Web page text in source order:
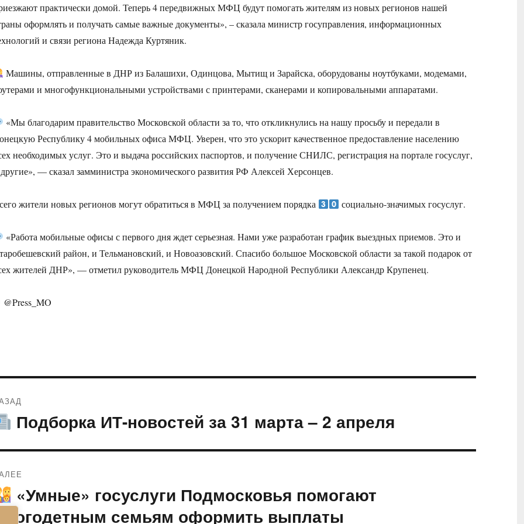
практически домой. Теперь 4 передвижных МФЦ будут помогать жителям из новых регионов нашей
оформлять и получать самые важные документы», – сказала министр госуправления, информационных
и связи региона Надежда Куртяник.
Машины, отправленные в ДНР из Балашихи, Одинцова, Мытищ и Зарайска, оборудованы ноутбуками, модемами,
и многофункциональными устройствами с принтерами, сканерами и копировальными аппаратами.
«Мы благодарим правительство Московской области за то, что откликнулись на нашу просьбу и передали в
Республику 4 мобильных офиса МФЦ. Уверен, что это ускорит качественное предоставление населению
необходимых услуг. Это и выдача российских паспортов, и получение СНИЛС, регистрация на портале госуслуг,
— сказал замминистра экономического развития РФ Алексей Херсонцев.
жители новых регионов могут обратиться в МФЦ за получением порядка социально-значимых госуслуг.
«Работа мобильные офисы с первого дня ждет серьезная. Нами уже разработан график выездных приемов. Это и
район, и Тельмановский, и Новоазовский. Спасибо большое Московской области за такой подарок от
жителей ДНР», — отметил руководитель МФЦ Донецкой Народной Республики Александр Крупенец.
@Press_MO
Подборка ИТ-новостей за 31 марта – 2 апреля
«Умные» госуслуги Подмосковья помогают
многодетным семьям оформить выплаты